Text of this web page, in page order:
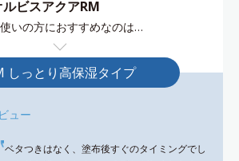
ルビスアクアRM
いの方におすすめなのは…
しっとり高保湿タイプ
ュー
ベタつきはなく、塗布後すぐのタイミングでし